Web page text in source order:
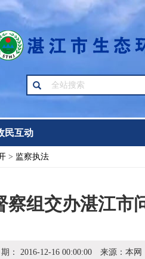
民互动
> 监察执法
察组交办湛江市
： 2016-12-16 00:00:00 来源： 本网